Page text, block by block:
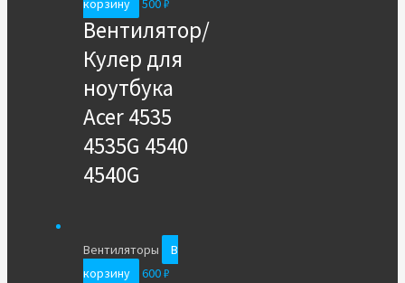
корзину
500₽
Вентилятор/
Кулер для
ноутбука
Acer 4535
4535G 4540
4540G
Вентиляторы
В
корзину
600₽